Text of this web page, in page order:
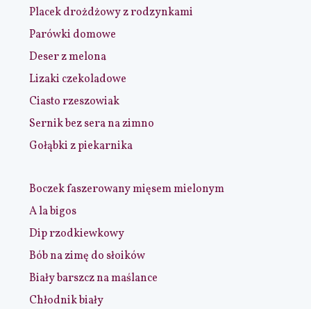
Placek drożdżowy z rodzynkami
Parówki domowe
Deser z melona
Lizaki czekoladowe
Ciasto rzeszowiak
Sernik bez sera na zimno
Gołąbki z piekarnika
Boczek faszerowany mięsem mielonym
A la bigos
Dip rzodkiewkowy
Bób na zimę do słoików
Biały barszcz na maślance
Chłodnik biały